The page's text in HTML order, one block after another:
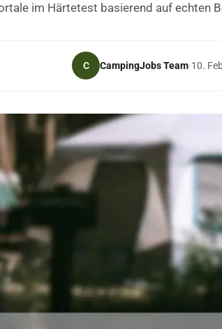
im Härtetest basierend auf echten
C CampingJobs Team·10.